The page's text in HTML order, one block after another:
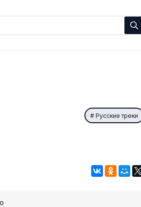
Русские треки